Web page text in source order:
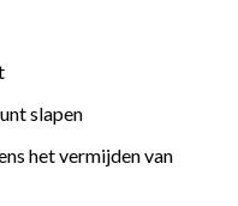
slapen
het vermijden van